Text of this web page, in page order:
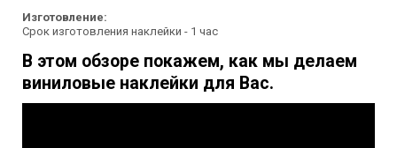
Изготовление:
Срок изготовления наклейки - 1 час
В этом обзоре покажем, как мы делаем
виниловые наклейки для Вас.